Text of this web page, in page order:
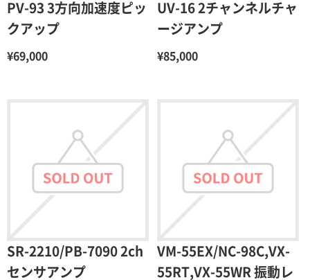
PV-93 3方向加速度ピッ
クアップ
¥69,000
UV-16 2チャンネルチャ
ージアンプ
¥85,000
SR-2210/PB-7090 2ch
センサアンプ
VM-55EX/NC-98C,VX-
55RT,VX-55WR 振動レ